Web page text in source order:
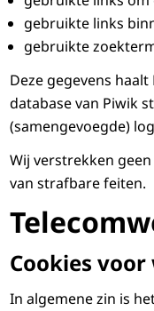
gebruikte links
gebruikte
Deze gegevens
database van Piwik
(samengevoegde)
Wij verstrekken
van strafbare feiten.
Cookies
In algemene zin is